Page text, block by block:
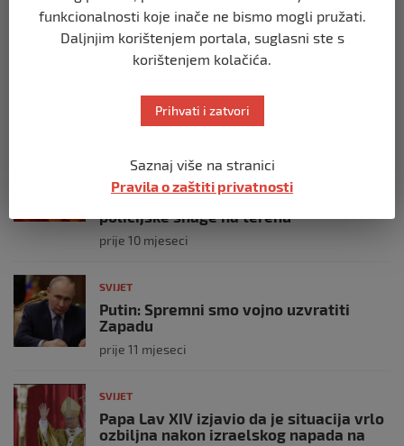
SVIJET
Brod “Mikeno” probio izraelsku blokadu
prije 10 mjeseci
SVIJET
Opsadno stanje u Münchenu, odjeknulo
nekoliko eksplozija: Ima žrtava,
policijske snage na terenu
prije 10 mjeseci
SVIJET
Putin: Spremni smo vojno uzvratiti
Zapadu
prije 11 mjeseci
SVIJET
Papa Lav XIV izjavio da je situacija vrlo
ozbiljna nakon izraelskog napada na
funkcionalnosti koje inače ne bismo mogli pružati.
Daljnjim korištenjem portala, suglasni ste s
korištenjem kolačića.
Prihvati i zatvori
Saznaj više na stranici
Pravila o zaštiti privatnosti